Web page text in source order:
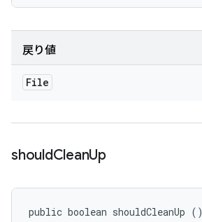
戻り値
File
shouldCleanUp
public boolean shouldCleanUp ()